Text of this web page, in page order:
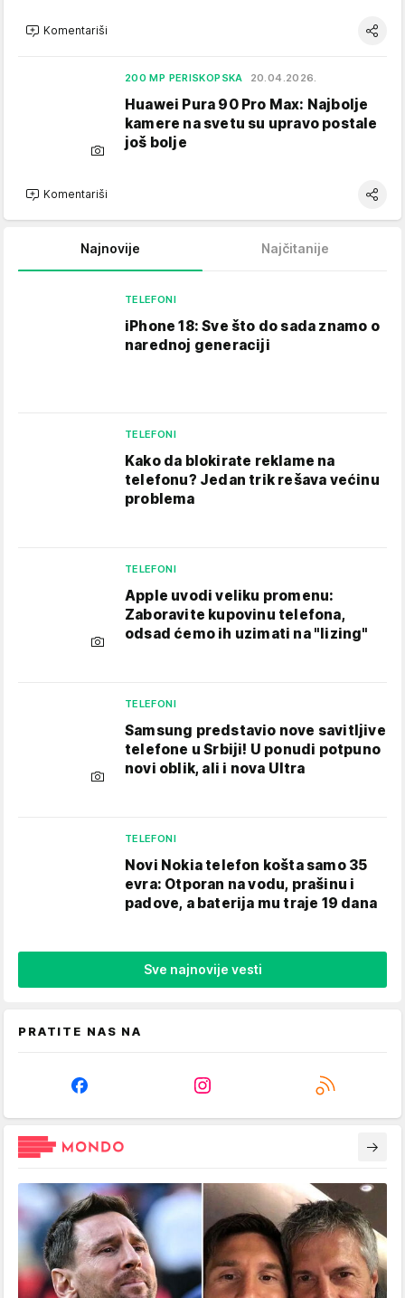
Komentariši
200 MP PERISKOPSKA 20.04.2026.
Huawei Pura 90 Pro Max: Najbolje
kamere na svetu su upravo postale
još bolje
Komentariši
Najnovije Najčitanije
TELEFONI
iPhone 18: Sve što do sada znamo o
narednoj generaciji
TELEFONI
Kako da blokirate reklame na
telefonu​? Jedan trik rešava većinu
problema
TELEFONI
Apple uvodi veliku promenu:
Zaboravite kupovinu telefona,
odsad ćemo ih uzimati na "lizing"
TELEFONI
Samsung predstavio nove savitljive
telefone u Srbiji! U ponudi potpuno
novi oblik, ali i nova Ultra
TELEFONI
Novi Nokia telefon košta samo 35
evra: Otporan na vodu, prašinu i
padove, a baterija mu traje 19 dana
Sve najnovije vesti
PRATITE NAS NA